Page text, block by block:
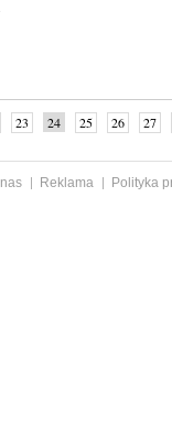
23 24 25 26
27
Reklama
Polityka